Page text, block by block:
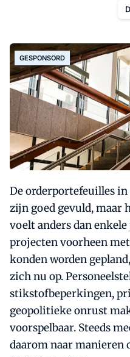
GESPONSORD
De orderportefeuilles
zijn goed gevuld, maar
voelt anders dan
projecten voorheen
konden worden
zich nu op.
stikstofbeperkingen,
geopolitieke onrust
voorspelbaar. Steeds
daarom naar manieren